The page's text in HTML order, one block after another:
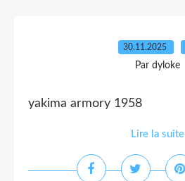
30.11.2025
Par dyloke
yakima armory 1958
Lire la suite